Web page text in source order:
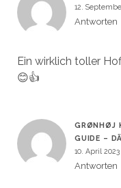
12.
Antworten
Ein wirklich toller
😊👍
GRØNHØJ
GUIDE –
10. April 2023
Antworten